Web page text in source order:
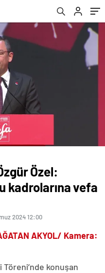
Özel:
kadrolarına vefa
2024 12:00
AKYOL/ Kamera:
konuşan